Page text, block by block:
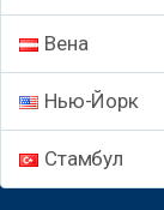
Вена
Нью-Йорк
Стамбул